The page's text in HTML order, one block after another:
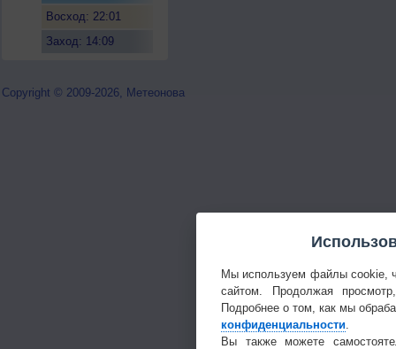
Восход: 22:01
Заход: 14:09
Copyright © 2009-2026, Метеонова
Мы используем файлы cookie,
сайтом. Продолжая
Подробнее о том, как мы
конфиденциальности
Вы также можете